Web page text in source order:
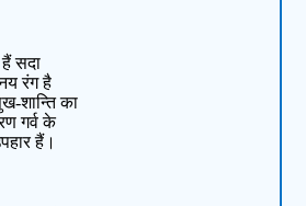
सदा
रंग है
शान्ति का
गर्व के
हैं।